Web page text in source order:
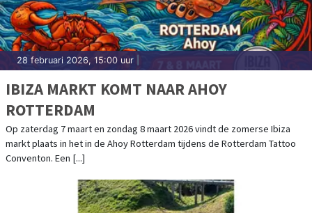
28 februari 2026, 15:00 uur
IBIZA MARKT KOMT NAAR AHOY
ROTTERDAM
Op zaterdag 7 maart en zondag 8 maart 2026 vindt de zomerse Ibiza
markt plaats in het in de Ahoy Rotterdam tijdens de Rotterdam Tattoo
Conventon. Een [...]